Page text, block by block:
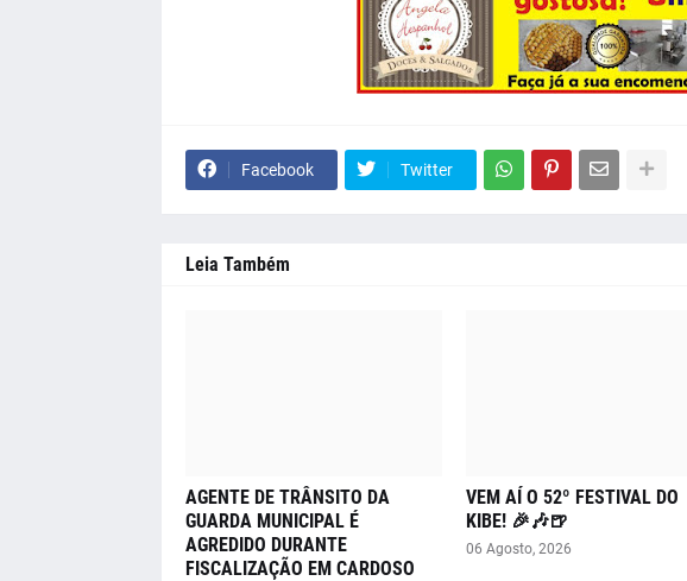
Facebook Twitter
Leia Também
AGENTE DE TRÂNSITO DA
GUARDA MUNICIPAL É
AGREDIDO DURANTE
FISCALIZAÇÃO EM CARDOSO
VEM AÍ O 52º FESTIVAL DO
KIBE! 🎉🎶🍺
06 Agosto, 2026